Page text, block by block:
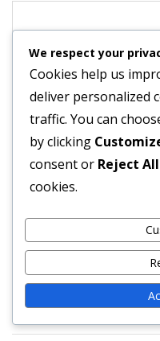
Save my name, email,
the next time I
SAITES
Sazinieties ar mums
We respect your
Cookies help us
deliver personalized
traffic. You can
by clicking
consent or Reject All
cookies.